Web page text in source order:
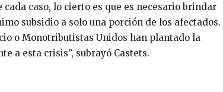
caso, lo cierto es que es necesario brindar
subsidio a solo una porción de los afectados.
o Monotributistas Unidos han plantado la
a esta crisis”, subrayó Castets.